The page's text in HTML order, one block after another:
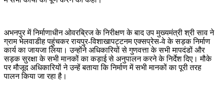
अभनपुर में निर्माणाधीन ओवरब्रिज के निरीक्षण के बाद उप मुख्यमंत्री श्री साव ने
ग्राम भेलवाडीह पहुंचकर रायपुर-विशाखापट्टनम एक्सप्रेस-वे के सड़क निर्माण
कार्य का जायजा लिया। उन्होंने अधिकारियों से गुणवत्ता के सभी मापदंडों और
सड़क सुरक्षा के सभी मानकों का कड़ाई से अनुपालन करने के निर्देश दिए। मौके
पर मौजूद अधिकारियों ने उन्हें बताया कि निर्माण में सभी मानकों का पूरी तरह
पालन किया जा रहा है।